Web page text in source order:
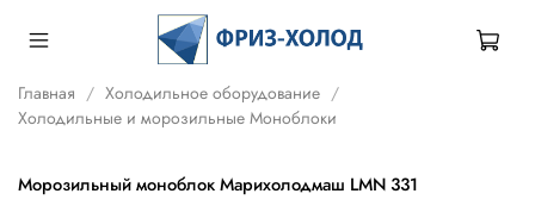
Главная
Холодильное оборудование
Холодильные и морозильные Моноблоки
Морозильный моноблок Марихолодмаш LMN 331